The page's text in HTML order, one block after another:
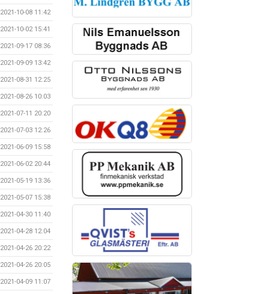
2021-10-08 11:42
2021-10-02 15:41
2021-09-17 08:36
2021-09-09 13:42
2021-08-31 12:25
2021-08-26 10:03
2021-07-11 20:20
2021-07-03 12:26
2021-06-09 15:58
2021-06-02 20:44
2021-05-19 13:36
2021-05-07 15:38
2021-04-30 11:40
2021-04-28 12:04
2021-04-26 20:22
2021-04-26 20:05
2021-04-09 11:07